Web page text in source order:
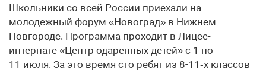
Школьники со всей России приехали на
молодежный форум «Новоград» в Нижнем
Новгороде. Программа проходит в Лицее-
интернате «Центр одаренных детей» с 1 по
11 июля. За это время сто ребят из 8-11‑х классов